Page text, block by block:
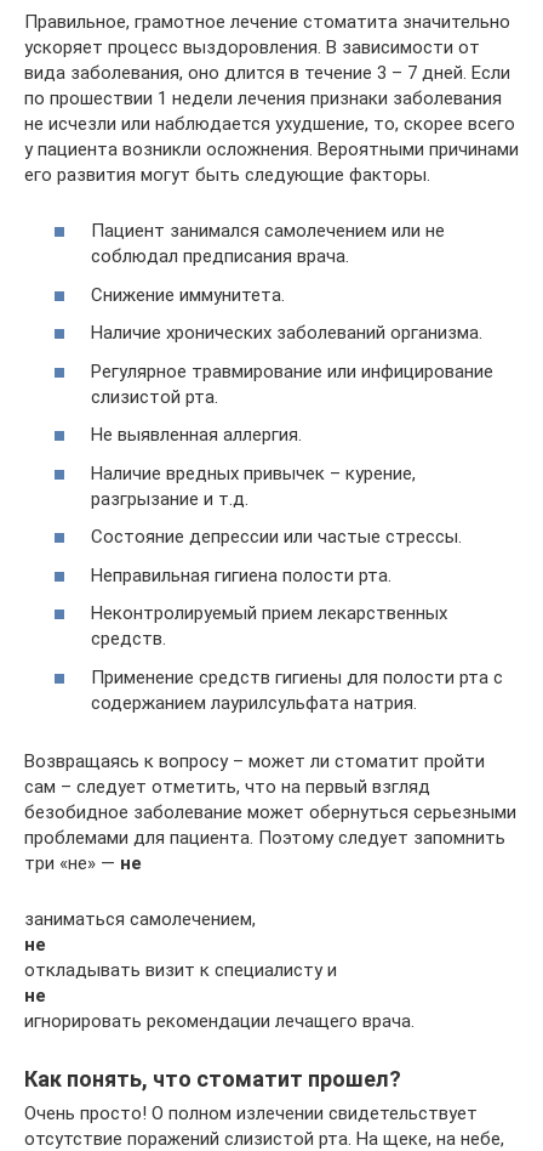
Правильное, грамотное лечение стоматита значительно
ускоряет процесс выздоровления. В зависимости от
вида заболевания, оно длится в течение 3 – 7 дней. Если
по прошествии 1 недели лечения признаки заболевания
не исчезли или наблюдается ухудшение, то, скорее всего
у пациента возникли осложнения. Вероятными причинами
его развития могут быть следующие факторы.
Пациент занимался самолечением или не
соблюдал предписания врача.
Снижение иммунитета.
Наличие хронических заболеваний организма.
Регулярное травмирование или инфицирование
слизистой рта.
Не выявленная аллергия.
Наличие вредных привычек – курение,
разгрызание и т.д.
Состояние депрессии или частые стрессы.
Неправильная гигиена полости рта.
Неконтролируемый прием лекарственных
средств.
Применение средств гигиены для полости рта с
содержанием лаурилсульфата натрия.
Возвращаясь к вопросу – может ли стоматит пройти
сам – следует отметить, что на первый взгляд
безобидное заболевание может обернуться серьезными
проблемами для пациента. Поэтому следует запомнить
три «не» — не
заниматься самолечением,
не
откладывать визит к специалисту и
не
игнорировать рекомендации лечащего врача.
Как понять, что стоматит прошел?
Очень просто! О полном излечении свидетельствует
отсутствие поражений слизистой рта. На щеке, на небе,